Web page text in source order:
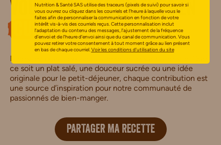
Vous avez des talents en
cuisine?
N’hésitez plus, déposez votre recette sur notre site. Que
ce soit un plat salé, une douceur sucrée ou une idée
originale pour le petit-déjeuner, chaque contribution est
une source d’inspiration pour notre communauté de
passionnés de bien-manger.
PARTAGER MA RECETTE
Nutrition & Santé SAS utilise des traceurs (pixels de suivi) pour savoir si
vous ouvrez ou cliquez dans les courriels et l’heure à laquelle vous le
faites afin de personnaliser la communication en fonction de votre
intérêt vis-à-vis des courriels reçus. Cette personnalisation inclut
l’adaptation du contenu des messages, l’ajustement de la fréquence
d’envoi et de l’heure d’envoi ainsi que du canal de communication. Vous
pouvez retirer votre consentement à tout moment grâce au lien présent
en bas de chaque courriel.Voir les conditions d’utilisation du site